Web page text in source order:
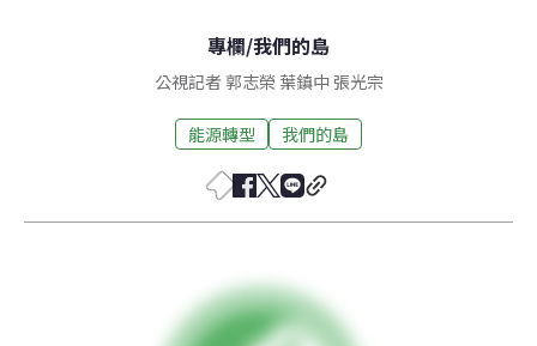
專欄/我們的島
公視記者 郭志榮 葉鎮中 張光宗
能源轉型 我們的島